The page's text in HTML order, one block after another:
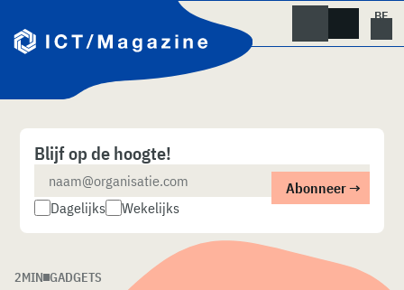
naar
content
Blijf op de hoogte!
Dagelijks Wekelijks
2MIN GADGETS